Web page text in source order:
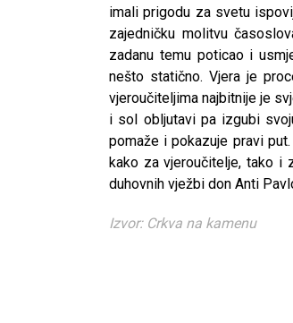
imali prigodu za svetu
zajedničku molitvu
zadanu temu poticao i
nešto statično. Vjera je
vjeroučiteljima najbitnije je
i sol obljutavi pa izgubi
pomaže i pokazuje pravi
kako za vjeroučitelje, tako i
duhovnih vježbi don Anti
Izvor: Crkva na kamenu